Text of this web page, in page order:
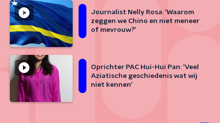
Journalist Nelly Rosa: 'Waarom
zeggen we Chino en niet meneer
of mevrouw?'
Oprichter PAC Hui-Hui Pan: 'Veel
Aziatische geschiedenis wat wij
niet kennen'